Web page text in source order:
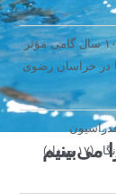
حسین گرایلی: جشنواره شنای زیر ۱۰ سال گامی مؤثر
در خراسان رضوی